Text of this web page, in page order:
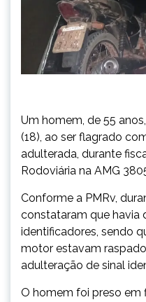
Um homem, de 55
(18), ao ser flagrado
adulterada, durante
Rodoviária na AMG
Conforme a PMRv,
constataram que havia
identificadores, sendo
motor estavam
adulteração de sinal
O homem foi preso em